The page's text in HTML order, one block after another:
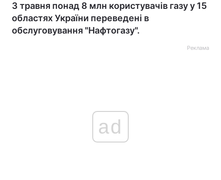
З травня понад 8 млн користувачів газу у 15
областях України переведені в
обслуговування "Нафтогазу".
Реклама
ad